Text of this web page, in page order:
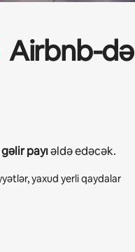
Airbnb-də
gəlir payıəldə edəcək.
yaxud yerli qaydalar